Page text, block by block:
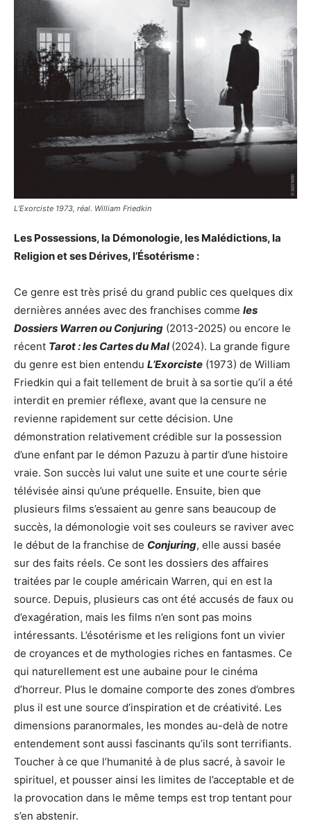
L’Exorciste 1973, réal. William Friedkin
Les Possessions, la Démonologie, les Malédictions, la
Religion et ses Dérives, l’Ésotérisme :
Ce genre est très prisé du grand public ces quelques dix
dernières années avec des franchises comme les
Dossiers Warren ou Conjuring (2013-2025) ou encore le
récent Tarot : les Cartes du Mal(2024). La grande figure
du genre est bien entendu L’Exorciste (1973) de William
Friedkin qui a fait tellement de bruit à sa sortie qu’il a été
interdit en premier réflexe, avant que la censure ne
revienne rapidement sur cette décision. Une
démonstration relativement crédible sur la possession
d’une enfant par le démon Pazuzu à partir d’une histoire
vraie. Son succès lui valut une suite et une courte série
télévisée ainsi qu’une préquelle. Ensuite, bien que
plusieurs films s’essaient au genre sans beaucoup de
succès, la démonologie voit ses couleurs se raviver avec
le début de la franchise de Conjuring, elle aussi basée
sur des faits réels. Ce sont les dossiers des affaires
traitées par le couple américain Warren, qui en est la
source. Depuis, plusieurs cas ont été accusés de faux ou
d’exagération, mais les films n’en sont pas moins
intéressants. L’ésotérisme et les religions font un vivier
de croyances et de mythologies riches en fantasmes. Ce
qui naturellement est une aubaine pour le cinéma
d’horreur. Plus le domaine comporte des zones d’ombres
plus il est une source d’inspiration et de créativité. Les
dimensions paranormales, les mondes au-delà de notre
entendement sont aussi fascinants qu’ils sont terrifiants.
Toucher à ce que l’humanité à de plus sacré, à savoir le
spirituel, et pousser ainsi les limites de l’acceptable et de
la provocation dans le même temps est trop tentant pour
s’en abstenir.